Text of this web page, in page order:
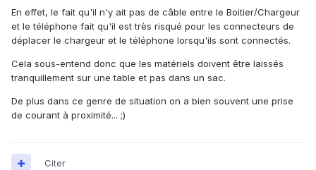
En effet, le fait qu'il n'y ait pas de câble entre le Boitier/Chargeur
et le téléphone fait qu'il est très risqué pour les connecteurs de
déplacer le chargeur et le téléphone lorsqu'ils sont connectés.
Cela sous-entend donc que les matériels doivent être laissés
tranquillement sur une table et pas dans un sac.
De plus dans ce genre de situation on a bien souvent une prise
de courant à proximité... ;)
Citer